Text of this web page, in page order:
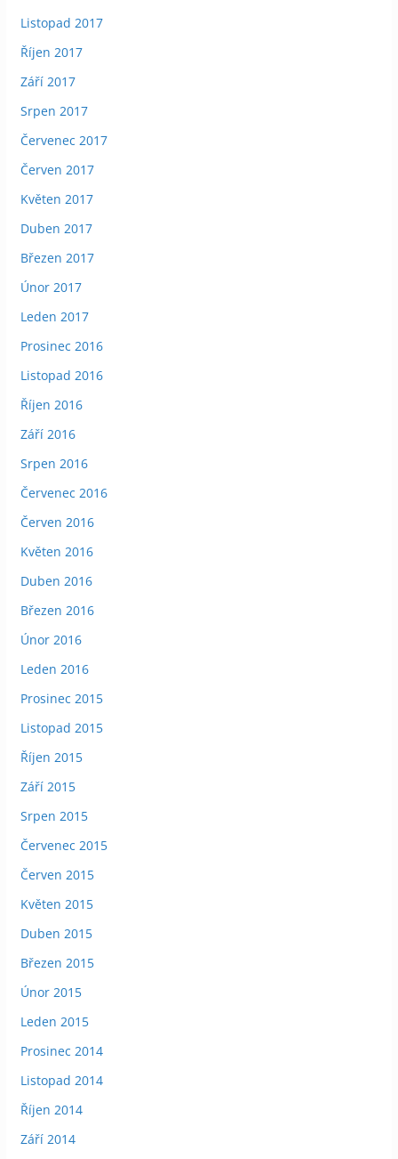
Listopad 2017
Říjen 2017
Září 2017
Srpen 2017
Červenec 2017
Červen 2017
Květen 2017
Duben 2017
Březen 2017
Únor 2017
Leden 2017
Prosinec 2016
Listopad 2016
Říjen 2016
Září 2016
Srpen 2016
Červenec 2016
Červen 2016
Květen 2016
Duben 2016
Březen 2016
Únor 2016
Leden 2016
Prosinec 2015
Listopad 2015
Říjen 2015
Září 2015
Srpen 2015
Červenec 2015
Červen 2015
Květen 2015
Duben 2015
Březen 2015
Únor 2015
Leden 2015
Prosinec 2014
Listopad 2014
Říjen 2014
Září 2014